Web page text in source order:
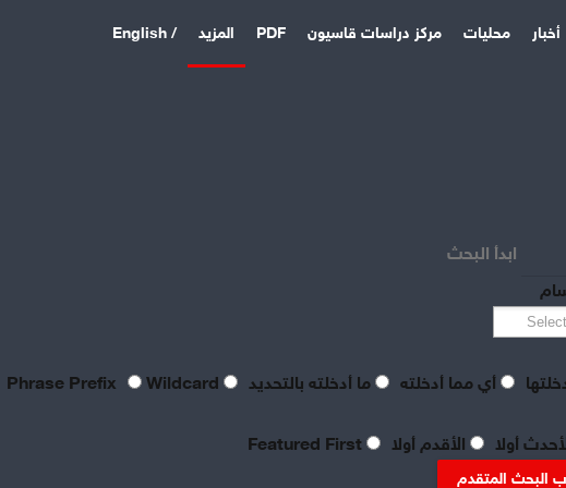
أخبار محليات مركز دراسات قاسيون PDF المزيد / English
ابدأ البحث
أي مما أدخلته ما أدخلته بالتحديد
Wildcard
أولا الأقدم أولا
البحث المتقدم
واقع الصناعة النسيجية
السورية: «عن جد نزعتا»
تنظيم العمال: ضرورة